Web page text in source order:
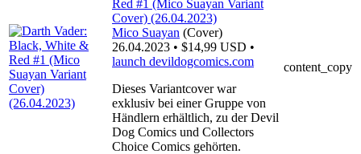
Mico Suayan (Cover)
26.04.2023 • $14,99 USD •
launch devildogcomics.com
Dieses Variantcover war
exklusiv bei einer Gruppe von
Händlern erhältlich, zu der Devil
Dog Comics und Collectors
Choice Comics gehörten.
content_copy